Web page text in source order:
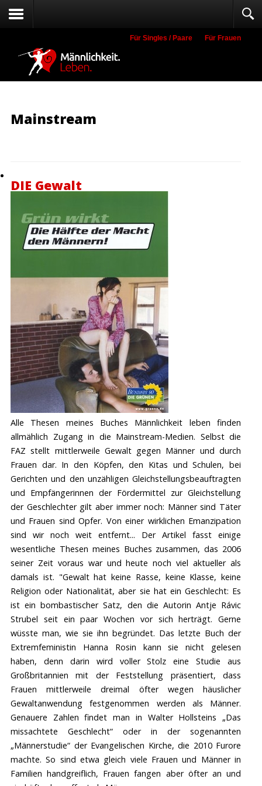
Für Singles / Paare Für Frauen
Suche
Mainstream
DIE Gewalt
Alle Thesen meines Buches Männlichkeit leben finden
allmählich Zugang in die Mainstream-Medien. Selbst die
FAZ stellt mittlerweile Gewalt gegen Männer und durch
Frauen dar. In den Köpfen, den Kitas und Schulen, bei
Gerichten und den unzähligen Gleichstellungsbeauftragten
und Empfängerinnen der Fördermittel zur Gleichstellung
der Geschlechter gilt aber immer noch: Männer sind Täter
und Frauen sind Opfer. Von einer wirklichen Emanzipation
sind wir noch weit entfernt... Der Artikel fasst einige
wesentliche Thesen meines Buches zusammen, das 2006
seiner Zeit voraus war und heute noch viel aktueller als
damals ist. "Gewalt hat keine Rasse, keine Klasse, keine
Religion oder Nationalität, aber sie hat ein Geschlecht: Es
ist ein bombastischer Satz, den die Autorin Antje Rávic
Strubel seit ein paar Wochen vor sich herträgt. Gerne
wüsste man, wie sie ihn begründet. Das letzte Buch der
Extremfeministin Hanna Rosin kann sie nicht gelesen
haben, denn darin wird voller Stolz eine Studie aus
Großbritannien mit der Feststellung präsentiert, dass
Frauen mittlerweile dreimal öfter wegen häuslicher
Gewaltanwendung festgenommen werden als Männer.
Genauere Zahlen findet man in Walter Hollsteins „Das
missachtete Geschlecht“ oder in der sogenannten
„Männerstudie“ der Evangelischen Kirche, die 2010 Furore
machte. So sind etwa gleich viele Frauen und Männer in
Familien handgreiflich, Frauen fangen aber öfter an und